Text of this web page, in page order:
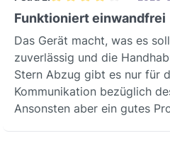
Durchschnittliche
Funktioniert einwandfrei
Das Gerät macht, was es
zuverlässig und die
Stern Abzug gibt es nur für
Kommunikation bezüglich
Ansonsten aber ein gutes